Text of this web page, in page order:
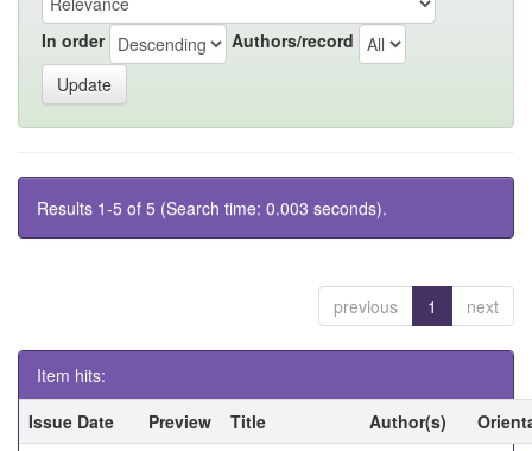
In order Authors/record
Results 1-5 of 5 (Search time: 0.003 seconds).
previous 1 next
Item hits:
Issue Date
Preview Title Author(s)